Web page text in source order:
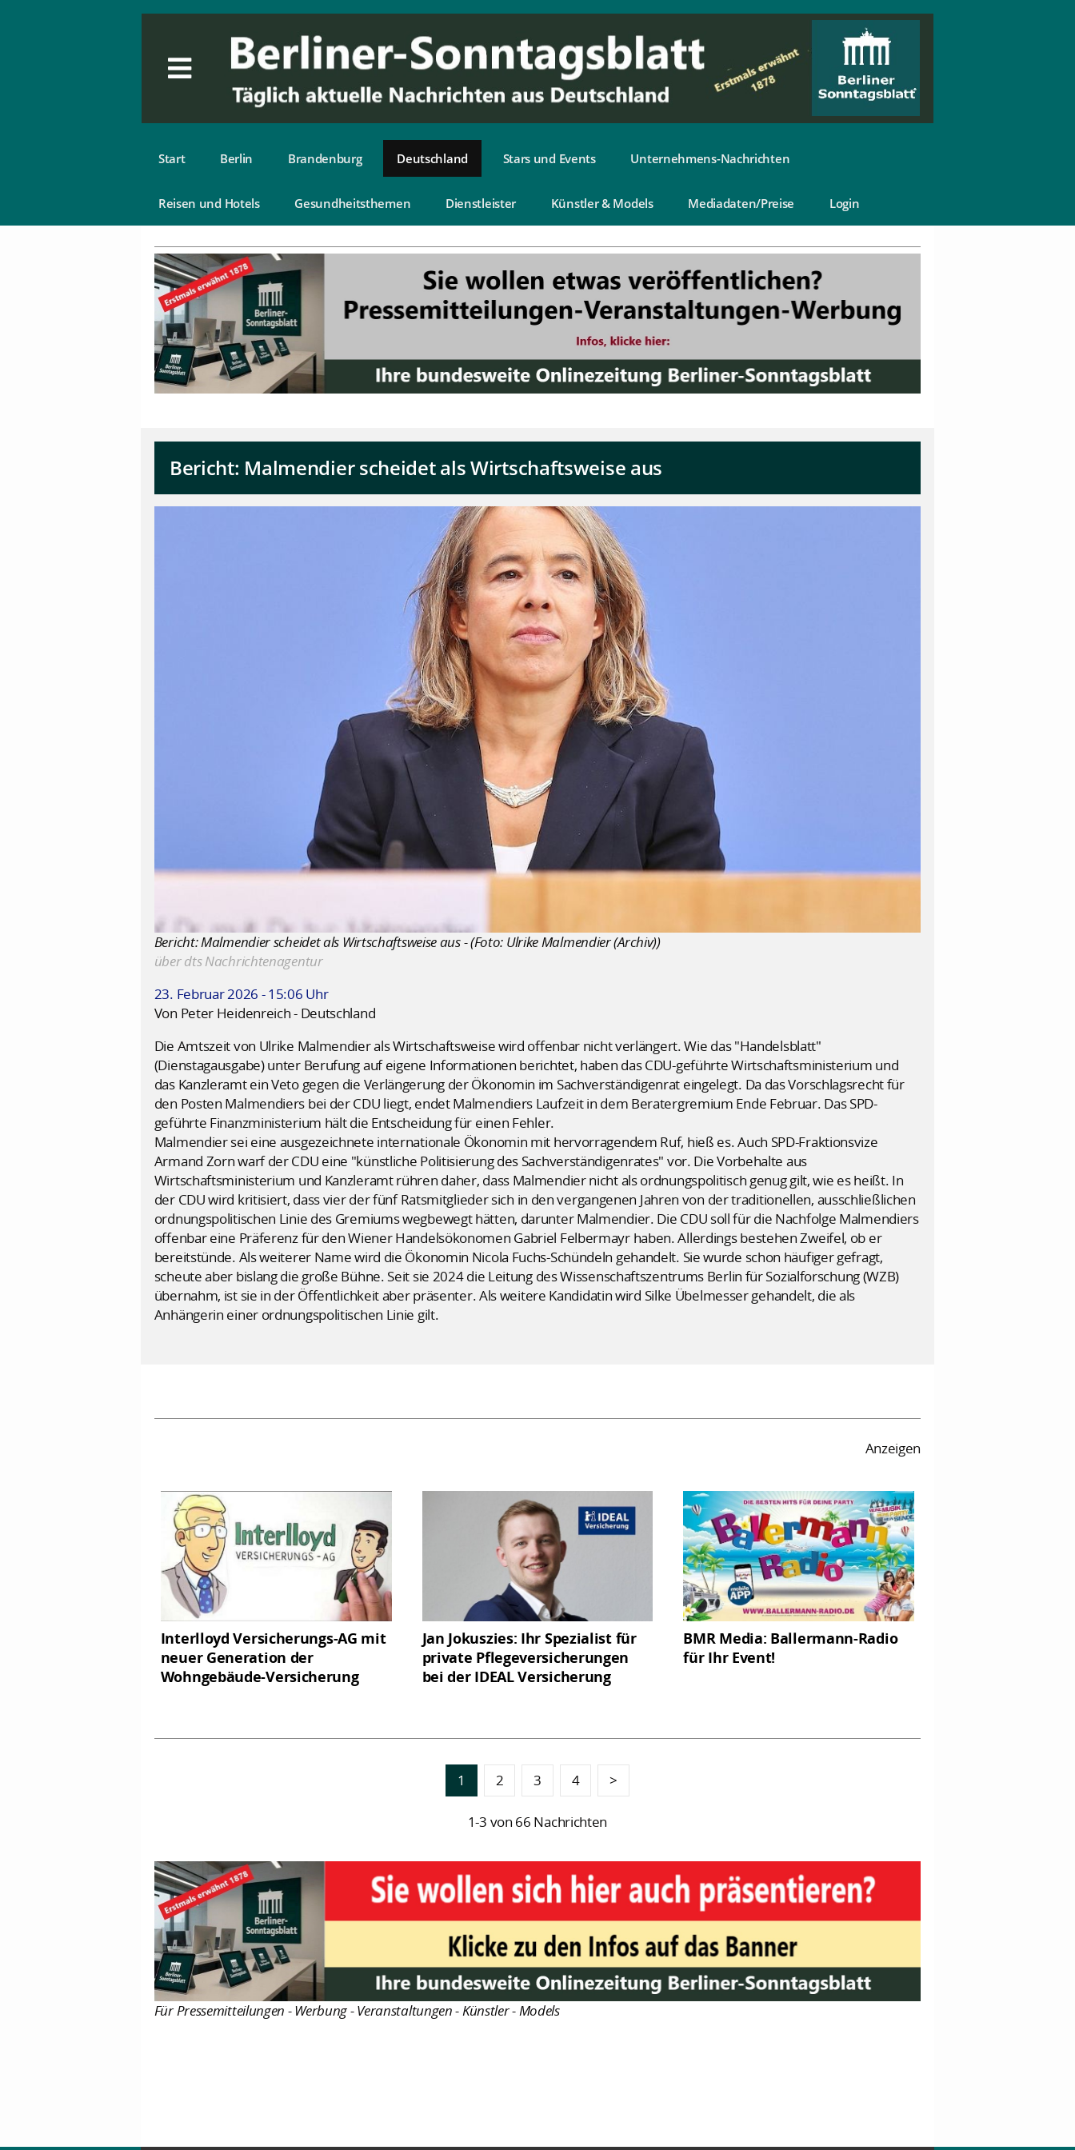
Start Berlin Brandenburg Deutschland Stars und Events Unternehmens-Nachrichten
Reisen und Hotels Gesundheitsthemen Dienstleister Künstler & Models Mediadaten/Preise Login
Bericht: Malmendier scheidet als Wirtschaftsweise aus
Bericht: Malmendier scheidet als Wirtschaftsweise aus - (Foto: Ulrike Malmendier (Archiv))
über dts Nachrichtenagentur
23. Februar 2026 - 15:06 Uhr
Von Peter Heidenreich - Deutschland
Die Amtszeit von Ulrike Malmendier als Wirtschaftsweise wird offenbar nicht verlängert. Wie das "Handelsblatt"
(Dienstagausgabe) unter Berufung auf eigene Informationen berichtet, haben das CDU-geführte Wirtschaftsministerium und
das Kanzleramt ein Veto gegen die Verlängerung der Ökonomin im Sachverständigenrat eingelegt. Da das Vorschlagsrecht für
den Posten Malmendiers bei der CDU liegt, endet Malmendiers Laufzeit in dem Beratergremium Ende Februar. Das SPD-
geführte Finanzministerium hält die Entscheidung für einen Fehler.
Malmendier sei eine ausgezeichnete internationale Ökonomin mit hervorragendem Ruf, hieß es. Auch SPD-Fraktionsvize
Armand Zorn warf der CDU eine "künstliche Politisierung des Sachverständigenrates" vor. Die Vorbehalte aus
Wirtschaftsministerium und Kanzleramt rühren daher, dass Malmendier nicht als ordnungspolitisch genug gilt, wie es heißt. In
der CDU wird kritisiert, dass vier der fünf Ratsmitglieder sich in den vergangenen Jahren von der traditionellen, ausschließlichen
ordnungspolitischen Linie des Gremiums wegbewegt hätten, darunter Malmendier. Die CDU soll für die Nachfolge Malmendiers
offenbar eine Präferenz für den Wiener Handelsökonomen Gabriel Felbermayr haben. Allerdings bestehen Zweifel, ob er
bereitstünde. Als weiterer Name wird die Ökonomin Nicola Fuchs-Schündeln gehandelt. Sie wurde schon häufiger gefragt,
scheute aber bislang die große Bühne. Seit sie 2024 die Leitung des Wissenschaftszentrums Berlin für Sozialforschung (WZB)
übernahm, ist sie in der Öffentlichkeit aber präsenter. Als weitere Kandidatin wird Silke Übelmesser gehandelt, die als
Anhängerin einer ordnungspolitischen Linie gilt.
Anzeigen
Interlloyd Versicherungs-AG mit
neuer Generation der
Wohngebäude-Versicherung
Jan Jokuszies: Ihr Spezialist für
private Pflegeversicherungen
bei der IDEAL Versicherung
BMR Media: Ballermann-Radio
für Ihr Event!
1 2 3 4 >
1-3 von 66 Nachrichten
Für Pressemitteilungen - Werbung - Veranstaltungen - Künstler - Models